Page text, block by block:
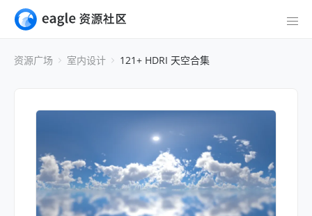
资源广场 室内设计 121+ HDRI 天空合集